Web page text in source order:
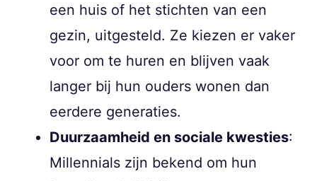
een huis of het stichten van een
gezin, uitgesteld. Ze kiezen er vaker
voor om te huren en blijven vaak
langer bij hun ouders wonen dan
eerdere generaties.
Duurzaamheid en sociale kwesties:
Millennials zijn bekend om hun